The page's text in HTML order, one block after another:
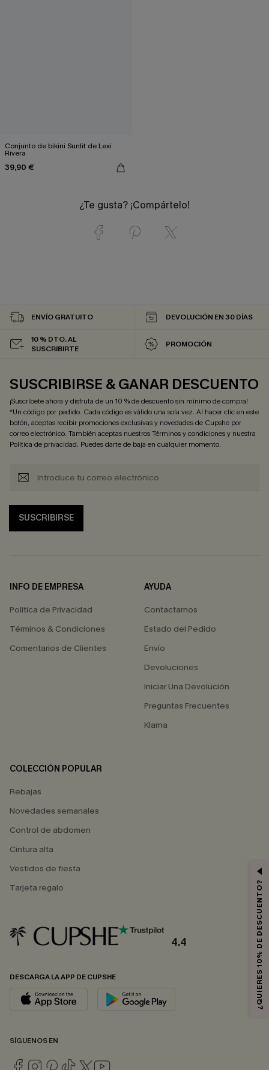
Conjunto de bikini Sunlit de Lexi
Rivera
39,90 €
¿Te gusta? ¡Compártelo!
ENVÍO GRATUITO DEVOLUCIÓN EN 30 DÍAS
10 % DTO. AL
SUSCRIBIRTE
PROMOCIÓN
SUSCRIBIRSE & GANAR DESCUENTO
¡Suscríbete ahora y disfruta de un 10 % de descuento sin mínimo de compra!
*Un código por pedido. Cada código es válido una sola vez. Al hacer clic en este
botón, aceptas recibir promociones exclusivas y novedades de Cupshe por
correo electrónico. También aceptas nuestrosTérminos y condicionesy nuestra
Política de privacidad. Puedes darte de baja en cualquier momento.
SUSCRIBIRSE
INFO DE EMPRESA
Política de Privacidad
Términos & Condiciones
Comentarios de Clientes
AYUDA
Contactarnos
Estado del Pedido
Envío
Devoluciones
Iniciar Una Devolución
Preguntas Frecuentes
Klarna
COLECCIÓN POPULAR
Rebajas
Novedades semanales
Control de abdomen
Cintura alta
Vestidos de fiesta
Tarjeta regalo
4.4
DESCARGA LA APP DE CUPSHE
SÍGUENOS EN
¿QUIERES 10% DE DESCUENTO?